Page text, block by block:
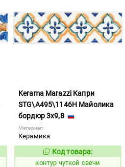
Kerama Marazzi Капри
STG\A495\1146H Майолика
бордюр 3x9,8
Материал:
Керамика
764709
Код товара:
контур чуткой свечи